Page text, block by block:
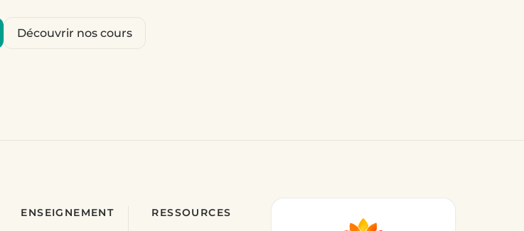
Découvrir nos cours
ENSEIGNEMENT RESSOURCES